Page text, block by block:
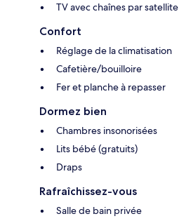
TV avec chaînes par satellite
Confort
Réglage de la climatisation
Cafetière/bouilloire
Fer et planche à repasser
Dormez bien
Chambres insonorisées
Lits bébé (gratuits)
Draps
Rafraîchissez-vous
Salle de bain privée